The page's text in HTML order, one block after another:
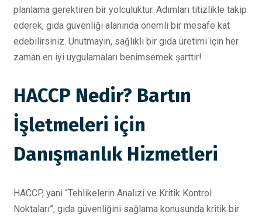
planlama gerektiren bir yolculuktur. Adımları titizlikle takip
ederek, gıda güvenliği alanında önemli bir mesafe kat
edebilirsiniz. Unutmayın, sağlıklı bir gıda üretimi için her
zaman en iyi uygulamaları benimsemek şarttır!
HACCP Nedir? Bartın
İşletmeleri için
Danışmanlık Hizmetleri
HACCP, yani “Tehlikelerin Analizi ve Kritik Kontrol
Noktaları”, gıda güvenliğini sağlama konusunda kritik bir